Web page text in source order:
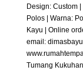
Design: Custom
Polos | Warna:
Kayu | Online
email:
Tumang